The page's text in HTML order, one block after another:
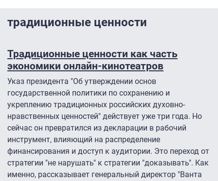
традиционные ценности
Традиционные ценности как часть
экономики онлайн-кинотеатров
Указ президента "Об утверждении основ
государственной политики по сохранению и
укреплению традиционных российских духовно-
нравственных ценностей" действует уже три года. Но
сейчас он превратился из декларации в рабочий
инструмент, влияющий на распределение
финансирования и доступ к аудитории. Это переход от
стратегии "не нарушать" к стратегии "доказывать". Как
именно, рассказывает генеральный директор "Ванта